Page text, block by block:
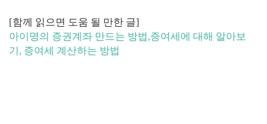
[함께 읽으면 도움 될 만한 글]
아이명의 증권계좌 만드는 방법,증여세에 대해 알아보
기, 증여세 계산하는 방법